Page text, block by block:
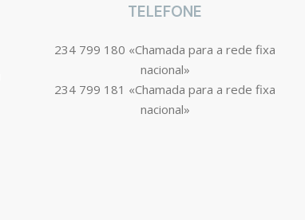
TELEFONE
234 799 180 «Chamada para a rede fixa
nacional»
234 799 181 «Chamada para a rede fixa
nacional»